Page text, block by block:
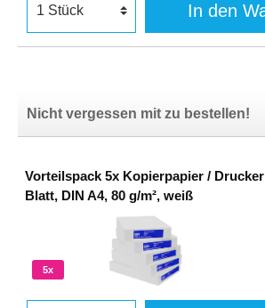
In den
Nicht vergessen mit zu bestellen!
Vorteilspack 5x Kopierpapier /
Blatt, DIN A4, 80 g/m², weiß
5x